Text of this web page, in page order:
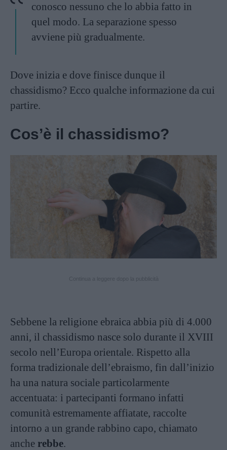
conosco nessuno che lo abbia fatto in
quel modo. La separazione spesso
avviene più gradualmente.
Dove inizia e dove finisce dunque il
chassidismo? Ecco qualche informazione da cui
partire.
Cos’è il chassidismo?
Sebbene la religione ebraica abbia più di 4.000
anni, il chassidismo nasce solo durante il XVIII
secolo nell’Europa orientale. Rispetto alla
forma tradizionale dell’ebraismo, fin dall’inizio
ha una natura sociale particolarmente
accentuata: i partecipanti formano infatti
comunità estremamente affiatate, raccolte
intorno a un grande rabbino capo, chiamato
anche rebbe.